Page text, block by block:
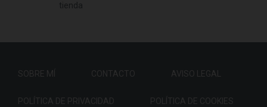
tienda
SOBRE MÍ CONTACTO AVISO LEGAL
POLÍTICA DE PRIVACIDAD POLÍTICA DE COOKIES